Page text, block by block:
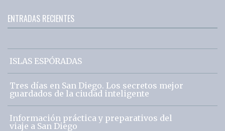
ENTRADAS RECIENTES
ISLAS ESPÓRADAS
Tres días en San Diego. Los secretos mejor
guardados de la ciudad inteligente
Información práctica y preparativos del
viaje a San Diego